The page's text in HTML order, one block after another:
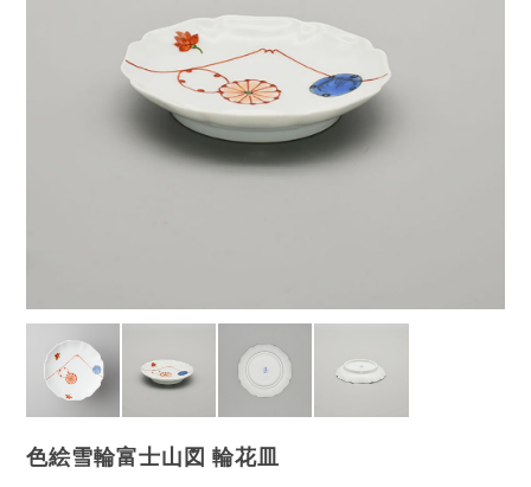
色絵雪輪富士山図 輪花皿